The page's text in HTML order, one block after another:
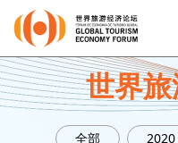
EN 繁 简
世界
全部 2020